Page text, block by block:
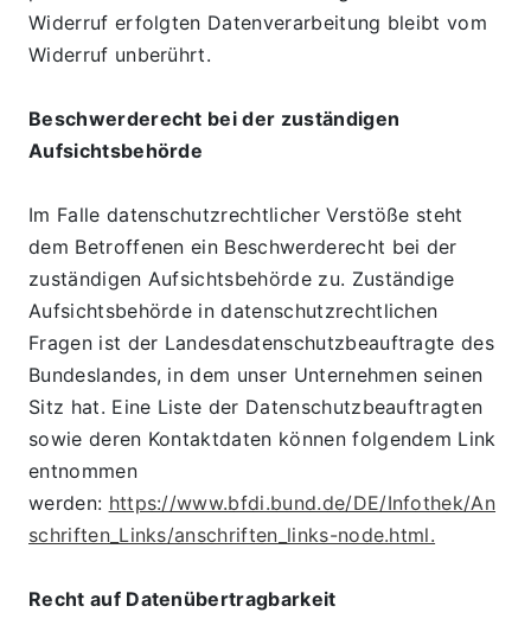
Widerruf erfolgten Datenverarbeitung bleibt vom
Widerruf unberührt.
Beschwerderecht bei der zuständigen
Aufsichtsbehörde
Im Falle datenschutzrechtlicher Verstöße steht
dem Betroffenen ein Beschwerderecht bei der
zuständigen Aufsichtsbehörde zu. Zuständige
Aufsichtsbehörde in datenschutzrechtlichen
Fragen ist der Landesdatenschutzbeauftragte des
Bundeslandes, in dem unser Unternehmen seinen
Sitz hat. Eine Liste der Datenschutzbeauftragten
sowie deren Kontaktdaten können folgendem Link
entnommen
werden: https://www.bfdi.bund.de/DE/Infothek/An
schriften_Links/anschriften_links-node.html.
Recht auf Datenübertragbarkeit